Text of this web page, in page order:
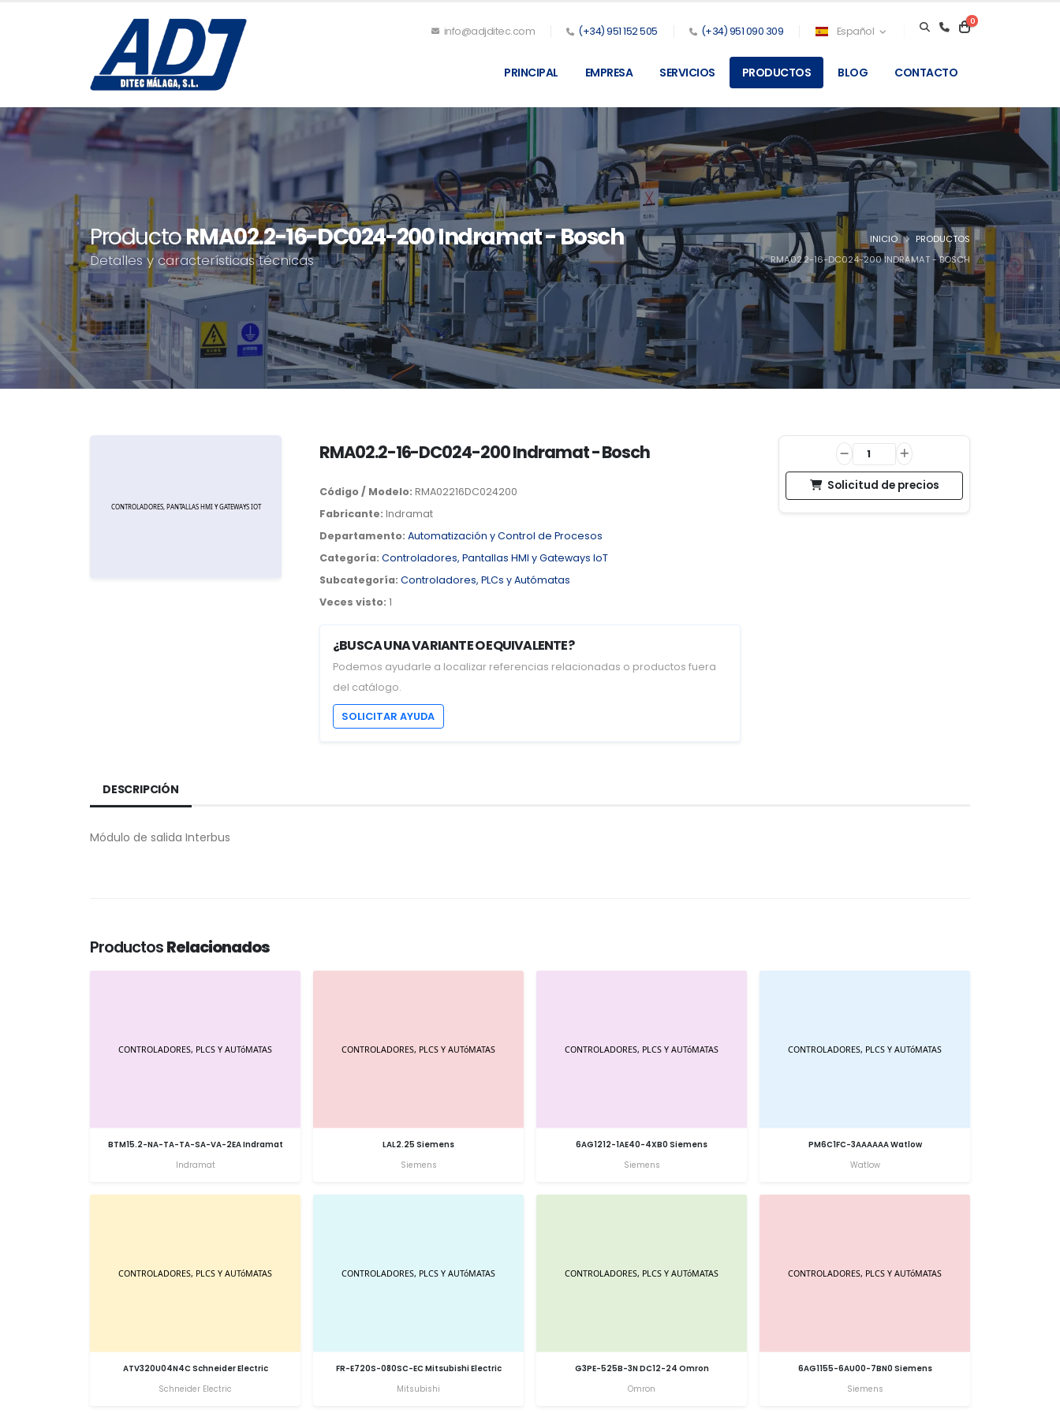
info@adjditec.com (+34) 951 152 505 (+34) 951 090 309 Español
0
PRINCIPAL EMPRESA SERVICIOS PRODUCTOS BLOG CONTACTO
ProductoRMA02.2-16-DC024-200 Indramat - Bosch
Detalles y características técnicas
INICIO
PRODUCTOS
RMA02.2-16-DC024-200 INDRAMAT - BOSCH
RMA02.2-16-DC024-200 Indramat - Bosch
Código / Modelo: RMA02216DC024200
Fabricante: Indramat
Departamento: Automatización y Control de Procesos
Categoría: Controladores, Pantallas HMI y Gateways IoT
Subcategoría: Controladores, PLCs y Autómatas
Veces visto: 1
¿BUSCA UNA VARIANTE O EQUIVALENTE?
Podemos ayudarle a localizar referencias relacionadas o productos fuera
del catálogo.
SOLICITAR AYUDA
Solicitud de precios
DESCRIPCIÓN
Módulo de salida Interbus
ProductosRelacionados
BTM15.2-NA-TA-TA-SA-VA-2EA Indramat
Indramat
LAL2.25 Siemens
Siemens
6AG1212-1AE40-4XB0 Siemens
Siemens
PM6C1FC-3AAAAAA Watlow
Watlow
ATV320U04N4C Schneider Electric
Schneider Electric
FR-E720S-080SC-EC Mitsubishi Electric
Mitsubishi
G3PE-525B-3N DC12-24 Omron
Omron
6AG1155-6AU00-7BN0 Siemens
Siemens